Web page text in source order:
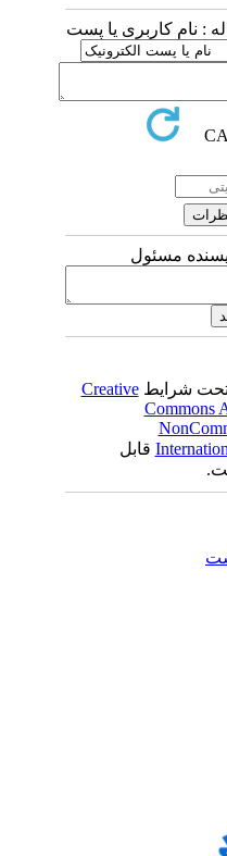
: نام کاربری یا پست
مسئول
شرایطCreative
قابل